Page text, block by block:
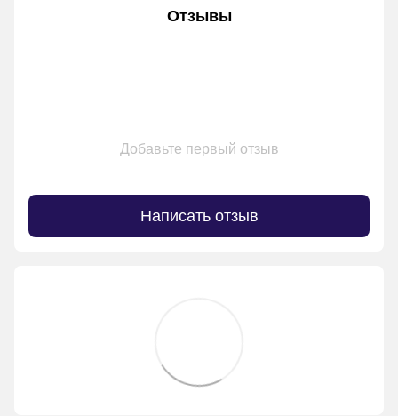
Отзывы
Добавьте первый отзыв
Написать отзыв